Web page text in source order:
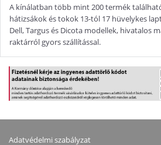
A kínálatban több mint 200 termék
hátizsákok és tokok 13-tól 17 hüvelykes
Dell, Targus és Dicota modellek, hivatalos
raktárról gyors szállítással.
Adatvédelmi szabályzat